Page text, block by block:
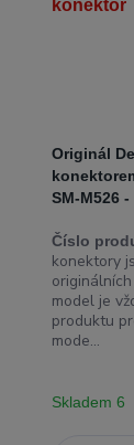
Originál
SM-M526
Číslo
konektory
model je
produktu
mode...
Skladem 6